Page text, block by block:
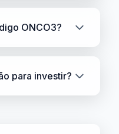
ONCO3?
para investir?